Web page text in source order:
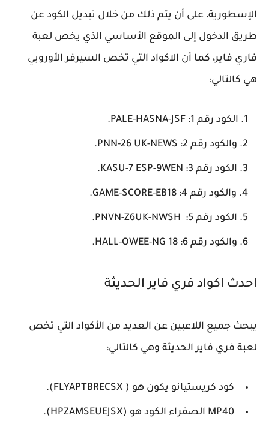
الإسطورية، على أن يتم ذلك من خلال تبديل الكود عن
طريق الدخول إلى الموقع الأساسي الذي يخص لعبة
فاري فاير، كما أن الاكواد التي تخص السيرفر الأوروبي
هي كالتالي:
الكود رقم 1: PALE-HASNA-JSF.
والكود رقم 2: PNN-26 UK-NEWS.
الكود رقم 3: KASU-7 ESP-9WEN.
والكود رقم 4: GAME-SCORE-EB18.
الكود رقم 5: PNVN-Z6UK-NWSH.
والكود رقم 6: HALL-OWEE-NG 18.
احدث اكواد فري فاير الحديثة
يبحث جميع اللاعبين عن العديد من الأكواد التي تخص
لعبة فري فاير الحديثة وهي كالتالي:
كود كريستيانو يكون هو ( FLYAPTBRECSX).
MP40 الصفراء الكود هو (HPZAMSEUEJSX).